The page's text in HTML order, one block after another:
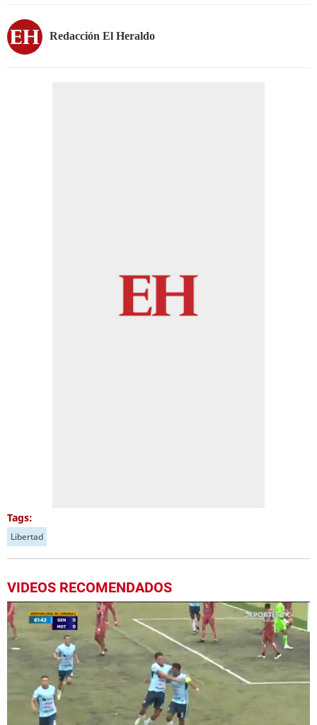
Redacción El Heraldo
Tags:
Libertad
VIDEOS RECOMENDADOS